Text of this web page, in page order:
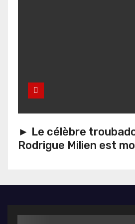
► Le célèbre
Rodrigue Milien est